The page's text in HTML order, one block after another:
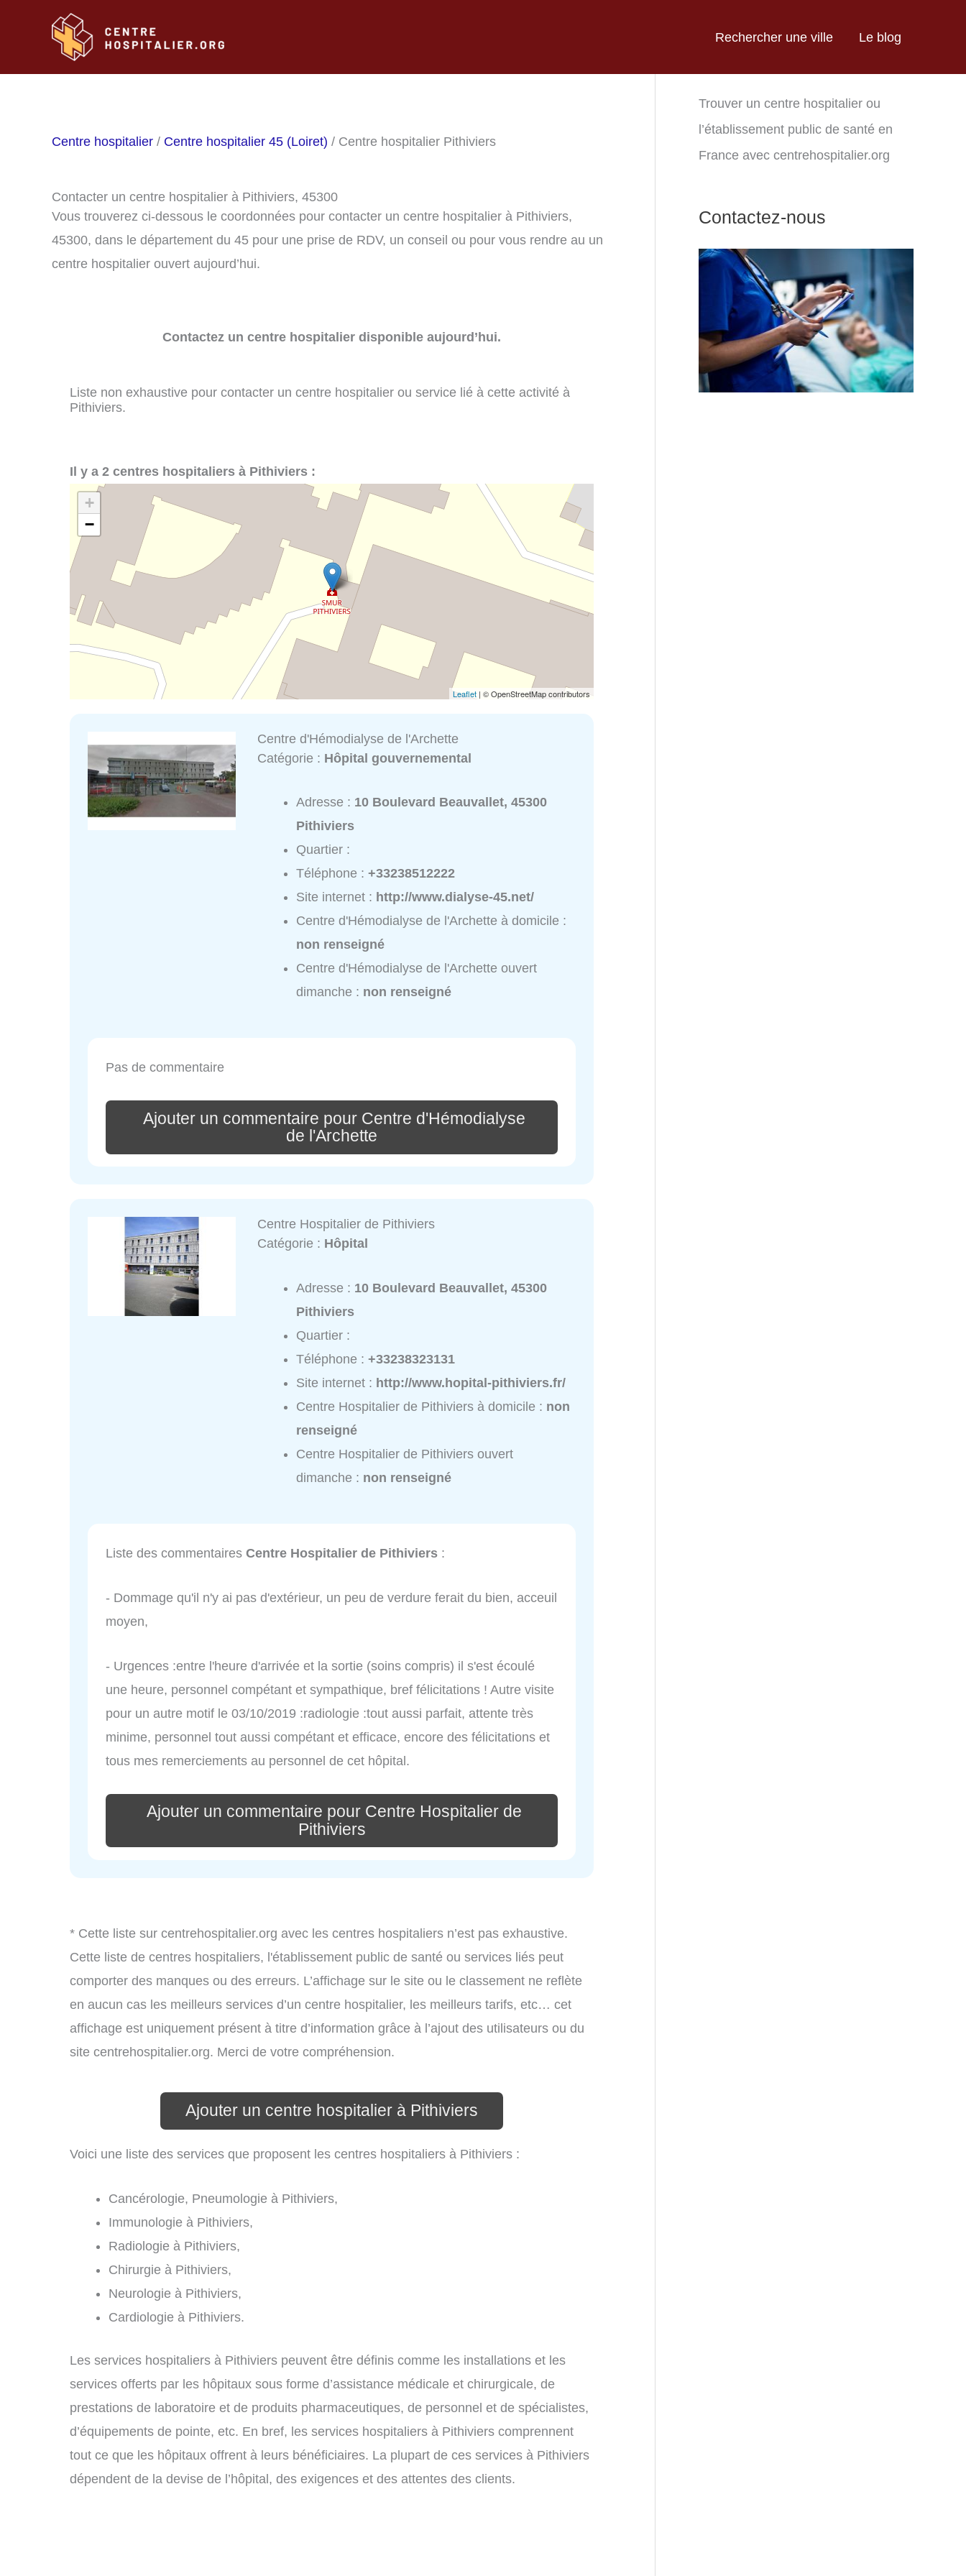
Rechercher une ville Le blog
Centre hospitalier / Centre hospitalier 45 (Loiret) / Centre hospitalier Pithiviers
Contacter un centre hospitalier à Pithiviers, 45300
Vous trouverez ci-dessous le coordonnées pour contacter un centre hospitalier à Pithiviers,
45300, dans le département du 45 pour une prise de RDV, un conseil ou pour vous rendre au un
centre hospitalier ouvert aujourd’hui.
Contactez un centre hospitalier disponible aujourd’hui.
Liste non exhaustive pour contacter un centre hospitalier ou service lié à cette activité à
Pithiviers.
Il y a 2 centres hospitaliers à Pithiviers :
+
−
Leaflet | © OpenStreetMap contributors
Centre d'Hémodialyse de l'Archette
Catégorie : Hôpital gouvernemental
Adresse : 10 Boulevard Beauvallet, 45300
Pithiviers
Quartier :
Téléphone :+33238512222
Site internet : http://www.dialyse-45.net/
Centre d'Hémodialyse de l'Archette à domicile :
non renseigné
Centre d'Hémodialyse de l'Archette ouvert
dimanche : non renseigné
Pas de commentaire
Ajouter un commentaire pour Centre d'Hémodialyse
de l'Archette
Centre Hospitalier de Pithiviers
Catégorie : Hôpital
Adresse : 10 Boulevard Beauvallet, 45300
Pithiviers
Quartier :
Téléphone :+33238323131
Site internet : http://www.hopital-pithiviers.fr/
Centre Hospitalier de Pithiviers à domicile : non
renseigné
Centre Hospitalier de Pithiviers ouvert
dimanche : non renseigné
Liste des commentaires Centre Hospitalier de Pithiviers :
- Dommage qu'il n'y ai pas d'extérieur, un peu de verdure ferait du bien, acceuil
moyen,
- Urgences :entre l'heure d'arrivée et la sortie (soins compris) il s'est écoulé
une heure, personnel compétant et sympathique, bref félicitations ! Autre visite
pour un autre motif le 03/10/2019 :radiologie :tout aussi parfait, attente très
minime, personnel tout aussi compétant et efficace, encore des félicitations et
tous mes remerciements au personnel de cet hôpital.
Ajouter un commentaire pour Centre Hospitalier de
Pithiviers
* Cette liste sur centrehospitalier.org avec les centres hospitaliers n’est pas exhaustive.
Cette liste de centres hospitaliers, l'établissement public de santé ou services liés peut
comporter des manques ou des erreurs. L’affichage sur le site ou le classement ne reflète
en aucun cas les meilleurs services d’un centre hospitalier, les meilleurs tarifs, etc… cet
affichage est uniquement présent à titre d’information grâce à l’ajout des utilisateurs ou du
site centrehospitalier.org. Merci de votre compréhension.
Ajouter un centre hospitalier à Pithiviers
Voici une liste des services que proposent les centres hospitaliers à Pithiviers :
Cancérologie, Pneumologie à Pithiviers,
Immunologie à Pithiviers,
Radiologie à Pithiviers,
Chirurgie à Pithiviers,
Neurologie à Pithiviers,
Cardiologie à Pithiviers.
Les services hospitaliers à Pithiviers peuvent être définis comme les installations et les
services offerts par les hôpitaux sous forme d’assistance médicale et chirurgicale, de
prestations de laboratoire et de produits pharmaceutiques, de personnel et de spécialistes,
d’équipements de pointe, etc. En bref, les services hospitaliers à Pithiviers comprennent
tout ce que les hôpitaux offrent à leurs bénéficiaires. La plupart de ces services à Pithiviers
dépendent de la devise de l’hôpital, des exigences et des attentes des clients.
Trouver un centre hospitalier ou
l’établissement public de santé en
France avec centrehospitalier.org
Contactez-nous